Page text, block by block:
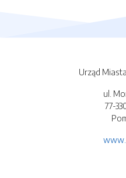
Urząd
ul.
77-